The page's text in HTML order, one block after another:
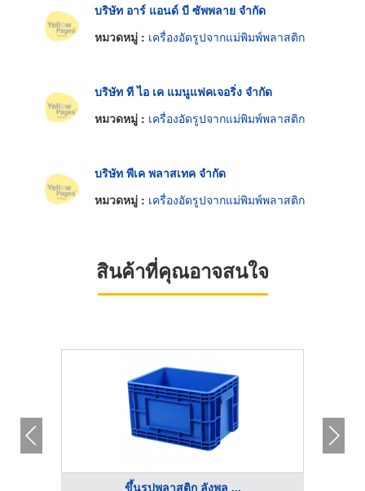
บริษัท อาร์ แอนด์ บี ซัพพลาย จำกัด
หมวดหมู่ : เครื่องอัดรูปจากแม่พิมพ์พลาสติก
บริษัท ที ไอ เค แมนูแฟคเจอริ่ง จำกัด
หมวดหมู่ : เครื่องอัดรูปจากแม่พิมพ์พลาสติก
บริษัท พีเค พลาสเทค จำกัด
หมวดหมู่ : เครื่องอัดรูปจากแม่พิมพ์พลาสติก
สินค้าที่คุณอาจสนใจ
ขึ้นรูปพลาสติก ลังพล ...